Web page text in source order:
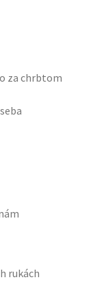
za chrbtom
rukách